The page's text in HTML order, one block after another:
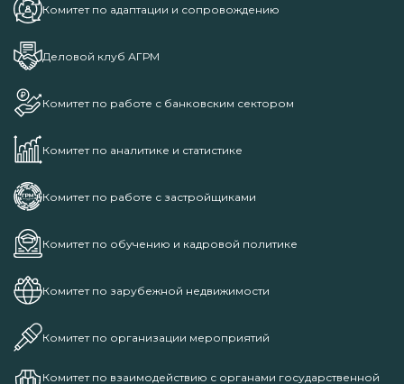
Комитет по адаптации и сопровождению
Деловой клуб АГРМ
Комитет по работе с банковским сектором
Комитет по аналитике и статистике
Комитет по работе с застройщиками
Комитет по обучению и кадровой политике
Комитет по зарубежной недвижимости
Комитет по организации мероприятий
Комитет по взаимодействию с органами государственной